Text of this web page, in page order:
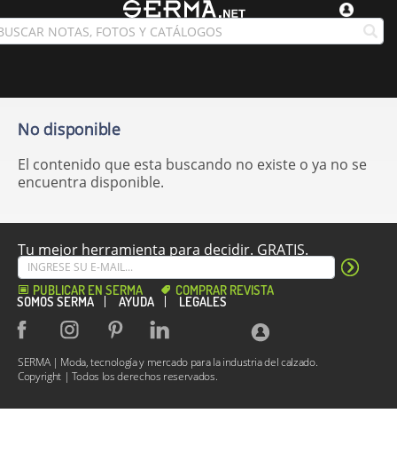
No disponible
El contenido que esta buscando no existe o ya no se
encuentra disponible.
Tu mejor herramienta para decidir. GRATIS.
PUBLICAR EN SERMA COMPRAR REVISTA
SOMOS SERMA AYUDA LEGALES
SERMA | Moda, tecnología y mercado para la industria del calzado.
Copyright | Todos los derechos reservados.